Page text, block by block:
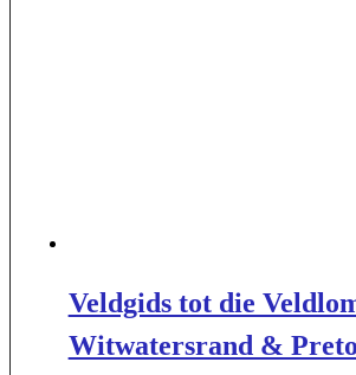
Veldgids tot die
Witwatersrand &